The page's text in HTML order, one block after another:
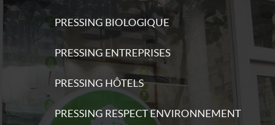
PRESSING BIOLOGIQUE
PRESSING ENTREPRISES
PRESSING HÔTELS
PRESSING RESPECT ENVIRONNEMENT